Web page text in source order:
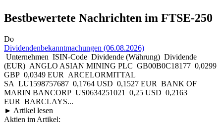
Bestbewertete Nachrichten im FTSE-250
Do
Dividendenbekanntmachungen (06.08.2026)
Unternehmen ISIN-Code Dividende (Währung) Dividende
(EUR) ANGLO ASIAN MINING PLC GB00B0C18177 0,0299
GBP 0,0349 EUR ARCELORMITTAL
SA LU1598757687 0,1764 USD 0,1527 EUR BANK OF
MARIN BANCORP US0634251021 0,25 USD 0,2163
EUR BARCLAYS...
► Artikel lesen
Aktien im Artikel: